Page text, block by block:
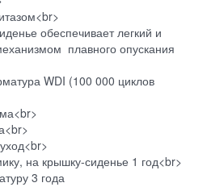
обеспечивает легкий и
плавного опускания
WDI (100 000 циклов
на крышку-сиденье 1 год<br>
3 года